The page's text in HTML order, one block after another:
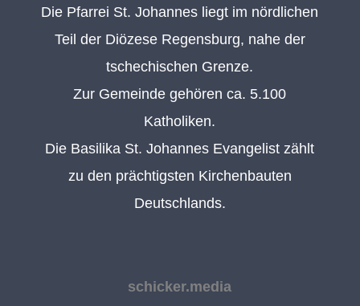
Die Pfarrei St. Johannes liegt im nördlichen
Teil der Diözese Regensburg, nahe der
tschechischen Grenze.
Zur Gemeinde gehören ca. 5.100
Katholiken.
Die Basilika St. Johannes Evangelist zählt
zu den prächtigsten Kirchenbauten
Deutschlands.
schicker.media